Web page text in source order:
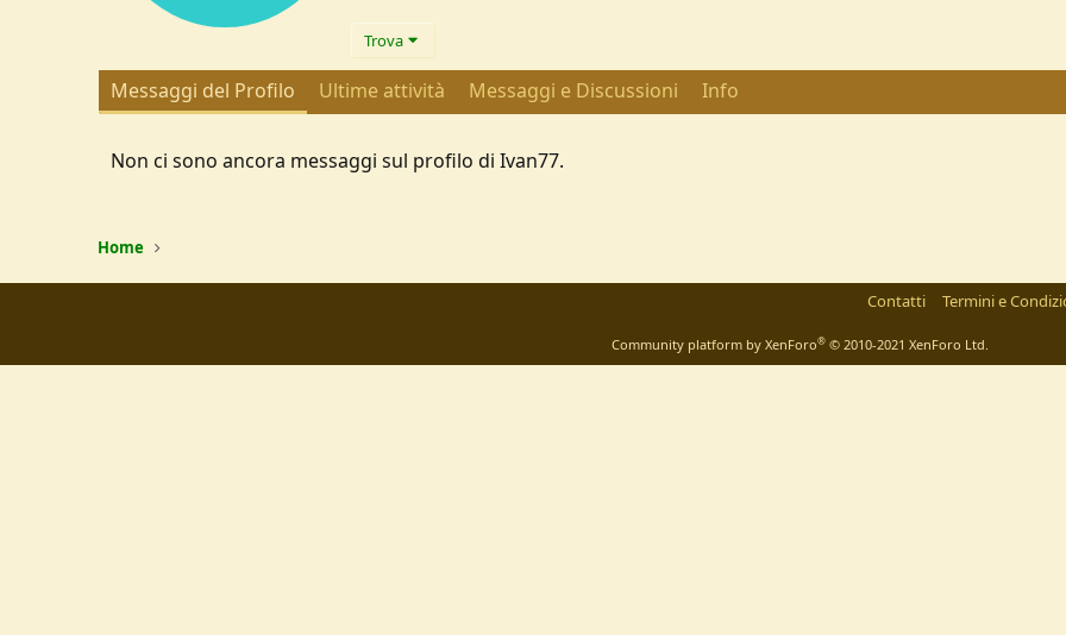
Trova
Messaggi del Profilo Ultime attività Messaggi e Discussioni Info
Non ci sono ancora messaggi sul profilo di Ivan77.
Home
Contatti Termini e
Community platform by XenForo® © 2010-2021 XenForo Ltd.